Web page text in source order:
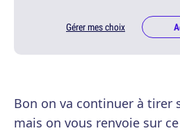
Gérer mes choix
Bon on va continuer à tirer
mais on vous renvoie sur